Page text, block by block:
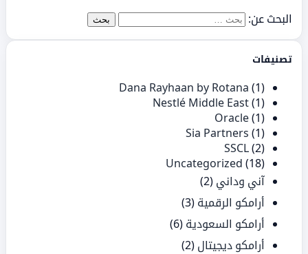
البحث عن:
تصنيفات
Dana Rayhaan by Rotana (1)
Nestlé Middle East(1)
Oracle(1)
Sia Partners (1)
SSCL(2)
Uncategorized (18)
آني وداني (2)
أرامكو الرقمية (3)
أرامكو السعودية (6)
أرامكو ديجيتال (2)